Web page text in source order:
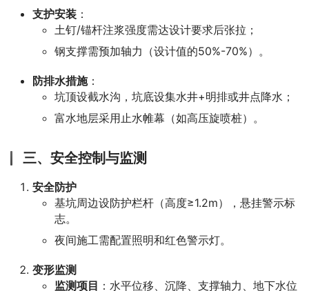
支护安装 ：
土钉/锚杆注浆强度需达设计要求后张拉；
钢支撑需预加轴力（设计值的50%-70%）。
防排水措施：
坑顶设截水沟，坑底设集水井+明排或井点降水；
富水地层采用止水帷幕（如高压旋喷桩）。
三、安全控制与监测
安全防护
基坑周边设防护栏杆（高度≥1.2m），悬挂警示标
志。
夜间施工需配置照明和红色警示灯。
变形监测
监测项目 ：水平位移、沉降、支撑轴力、地下水位